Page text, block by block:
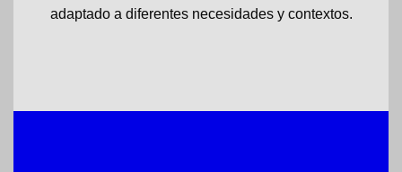
adaptado a diferentes necesidades y contextos.